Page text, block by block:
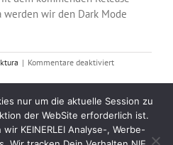
werden wir den Dark Mode
| Kommentare deaktiviertfür
dunklen
Gewand
nur um die aktuelle Session zu
der WebSite erforderlich ist.
KEINERLEI Analyse-, Werbe-